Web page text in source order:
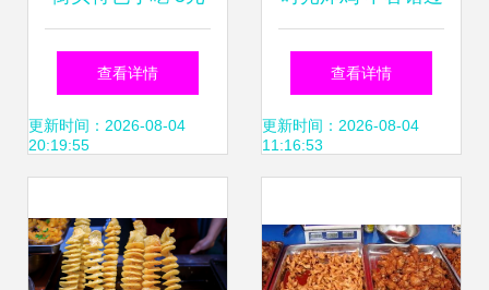
一份的油炸脆皮包
子，到底贵不贵？
查看详情
更新时间：2026-08-04
20:19:55
的快餐加盟与特色
小吃创业之道
查看详情
更新时间：2026-08-04
11:16:53